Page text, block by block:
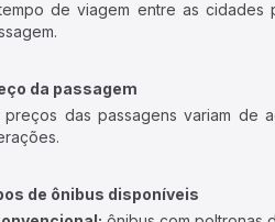
de viagem entre as cidades
da passagem
preços das passagens variam de
de ônibus disponíveis